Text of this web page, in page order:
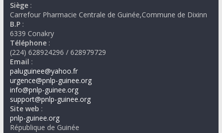
Siège :
Carrefour Pharmacie Centrale de Guinée,Commune de Dixinn
B.P:
6339 Conakry
Téléphone:
(224) 628924296 / 628979729
Email :
paluguinee@yahoo.fr
urgence@pnlp-guinee.org
info@pnlp-guinee.org
support@pnlp-guinee.org
Site web :
pnlp-guinee.org
République de Guinée